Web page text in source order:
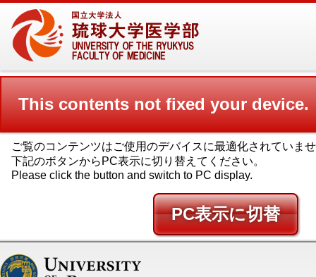
This contents not fixed your device.
ご覧のコンテンツはご使用のデバイスに最適化されていま
下記のボタンからPC表示に切り替えてください。
Please click the button and switch to PC display.
PC